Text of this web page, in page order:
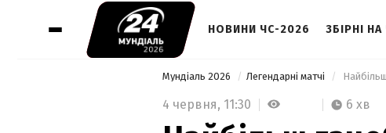
НОВИНИ ЧС-2026 ЗБІРНІ НА
Мундіаль 2026 Легендарні матчі
4 червня, 11:30 6 хв